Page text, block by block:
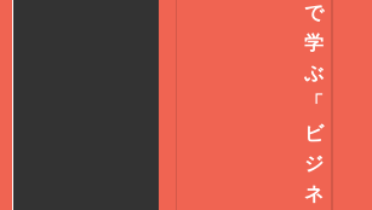
で
学
ぶ
「
ビ
ジ
ネ